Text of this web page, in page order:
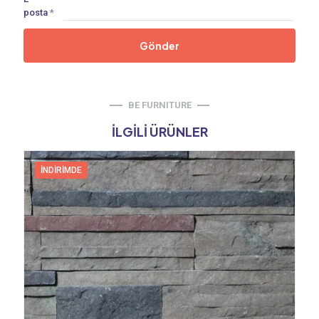
posta *
BE FURNITURE
İLGILI ÜRÜNLER
İNDIRIMDE